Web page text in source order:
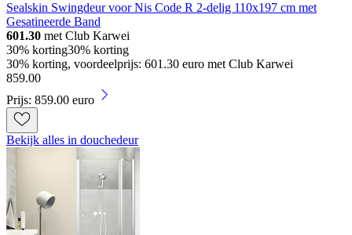
Sealskin Swingdeur voor Nis Code R 2-delig 110x197 cm met
Gesatineerde Band
601.30 met Club Karwei
30% korting30% korting
30% korting, voordeelprijs: 601.30 euro met Club Karwei
859.00
Prijs: 859.00 euro
Bekijk alles in douchedeur